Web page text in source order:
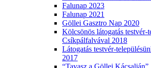
Falunap 2023
Falunap 2021
Göllei Gasztro Nap 2020
Kölcsönös látogatás testvér-
Csíkpálfalvával 2018
Látogatás testvér-
2017
“Tavasz a Göllei Kácsalján”